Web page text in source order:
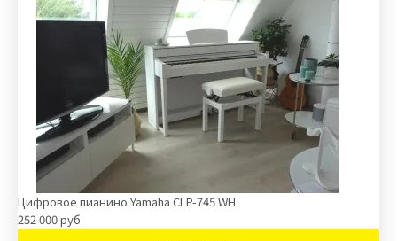
Цифровое пианино Yamaha CLP-745 WH
252 000 руб